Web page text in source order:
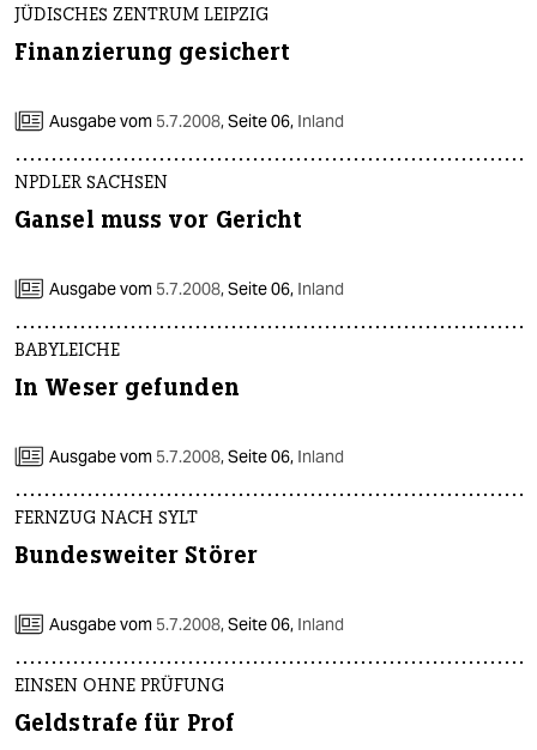
JÜDISCHES ZENTRUM LEIPZIG
Finanzierung gesichert
Ausgabe vom 5.7.2008,Seite 06, Inland
NPDLER SACHSEN
Gansel muss vor Gericht
Ausgabe vom 5.7.2008,Seite 06, Inland
BABYLEICHE
In Weser gefunden
Ausgabe vom 5.7.2008,Seite 06, Inland
FERNZUG NACH SYLT
Bundesweiter Störer
Ausgabe vom 5.7.2008,Seite 06, Inland
EINSEN OHNE PRÜFUNG
Geldstrafe für Prof